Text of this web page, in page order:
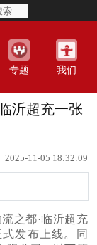
索
专题 我们
沂超充一张
2025-11-05 18:32:09
之都·临沂超充
发布上线。同